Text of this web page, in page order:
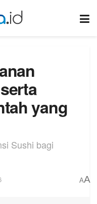
yang
Sushi bagi
AA